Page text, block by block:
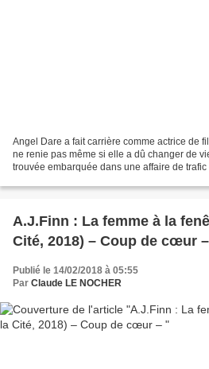
Angel Dare a fait carrière comme actrice de
ne renie pas même si elle a dû changer de
trouvée embarquée dans une affaire de trafic
A.J.Finn : La femme à la
Cité, 2018) – Coup de cœur –
Publié le 14/02/2018 à 05:55
Par Claude LE NOCHER